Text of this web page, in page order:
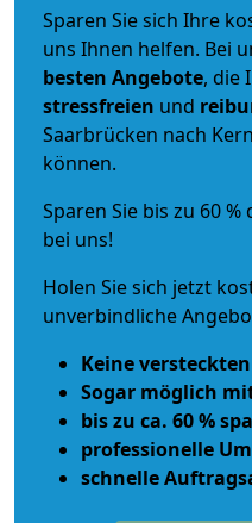
Sparen Sie sich Ihre
uns Ihnen helfen. Bei
besten Angebote, die
stressfreien und
Saarbrücken nach
können.
Sparen Sie bis zu 60
bei uns!
Holen Sie sich jetzt
unverbindliche
Keine
Sogar möglich
bis zu ca. 60 %
professionelle
schnelle